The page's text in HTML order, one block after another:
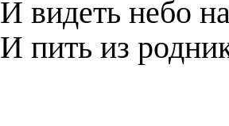
И видеть небо
И пить из